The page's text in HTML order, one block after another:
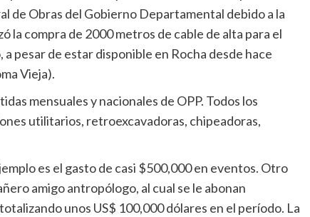
de Obras del Gobierno Departamental debido a la
compra de 2000 metros de cable de alta para el
pesar de estar disponible en Rocha desde hace
Vieja).
mensuales y nacionales de OPP. Todos los
utilitarios, retroexcavadoras, chipeadoras,
es el gasto de casi $500,000 en eventos. Otro
amigo antropólogo, al cual se le abonan
unos US$ 100,000 dólares en el período. La